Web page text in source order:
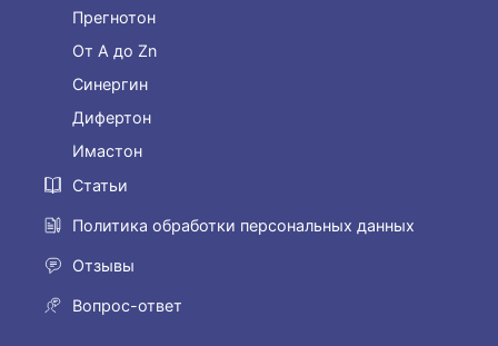
Прегнотон
От А до Zn
Синергин
Дифертон
Имастон
Статьи
Политика обработки персональных данных
Отзывы
Вопрос-ответ